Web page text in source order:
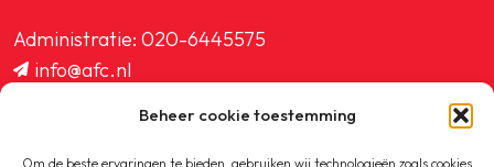
Beheer cookie toestemming
Om de beste ervaringen te bieden, gebruiken wij technologieën zoals cookies
Administratie: 020-6445575
info@afc.nl